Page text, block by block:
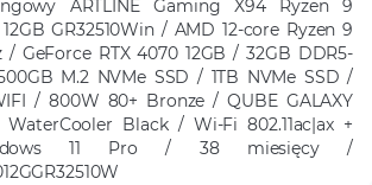
ARTLINE Gaming X94 Ryzen 9
GR32510Win / AMD 12-core Ryzen 9
/ GeForce RTX 4070 12GB / 32GB DDR5-
M.2 NVMe SSD / 1TB NVMe SSD /
/ 800W 80+ Bronze / QUBE GALAXY
Black / Wi-Fi 802.11ac|ax +
11 Pro / 38 miesięcy /